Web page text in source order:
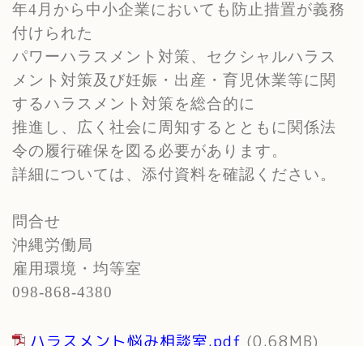
年4月から中小企業においても防止措置が義務
付けられた
パワーハラスメント対策、セクシャルハラス
メント対策及び妊娠・出産・育児休業等に関
するハラスメント対策を総合的に
推進し、広く社会に周知するとともに関係法
令の履行確保を図る必要があります。
詳細については、添付資料を確認ください。
問合せ
沖縄労働局
雇用環境・均等室
098-868-4380
ハラスメント悩み相談室.pdf (0.68MB)